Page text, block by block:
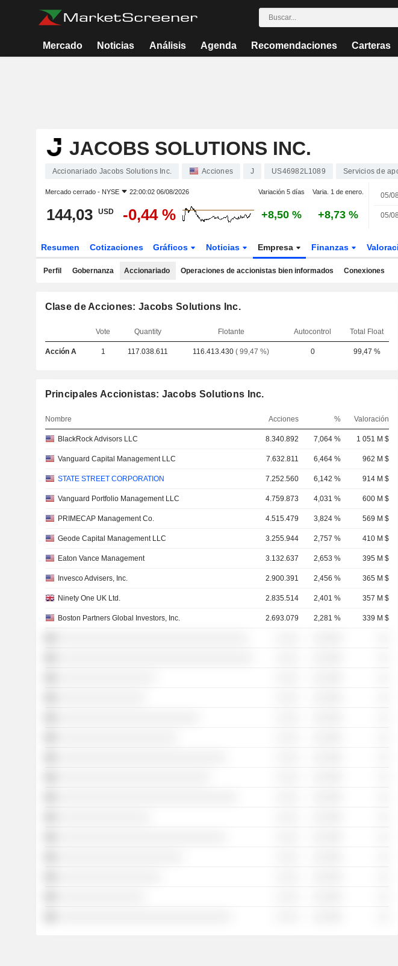
Mercado Noticias Análisis Agenda Recomendaciones Carteras
JACOBS SOLUTIONS INC.
Accionariado Jacobs Solutions Inc. Acciones J US46982L1089 Servicios de
Mercado cerrado - NYSE 22:00:02 06/08/2026 Variación 5 días Varia. 1 de enero.
144,03 USD -0,44 % +8,50 % +8,73 %
05/08
05/08
Resumen Cotizaciones Gráficos Noticias Empresa Finanzas
Perfil Gobernanza Accionariado Operaciones de accionistas bien informados Conexiones
Clase de Acciones: Jacobs Solutions Inc.
Vote Quantity Flotante Autocontrol Total Float
Acción A 1 117.038.611 116.413.430 ( 99,47 %) 0 99,47 %
Principales Accionistas: Jacobs Solutions Inc.
Nombre Acciones % Valoración
BlackRock Advisors LLC 8.340.892 7,064 % 1 051 M $
Vanguard Capital Management LLC 7.632.811 6,464 % 962 M $
STATE STREET CORPORATION 7.252.560 6,142 % 914 M $
Vanguard Portfolio Management LLC 4.759.873 4,031 % 600 M $
PRIMECAP Management Co. 4.515.479 3,824 % 569 M $
Geode Capital Management LLC 3.255.944 2,757 % 410 M $
Eaton Vance Management 3.132.637 2,653 % 395 M $
Invesco Advisers, Inc. 2.900.391 2,456 % 365 M $
Ninety One UK Ltd. 2.835.514 2,401 % 357 M $
Boston Partners Global Investors, Inc. 2.693.079 2,281 % 339 M $